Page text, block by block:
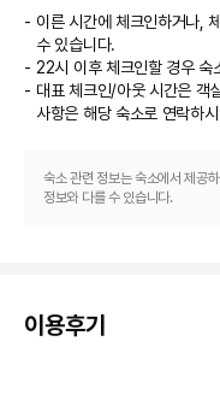
능합니다.
이른 시간에 체크인하거나,
수 있습니다.
22시 이후 체크인할 경우 숙
대표 체크인/아웃 시간은 객
사항은 해당 숙소로 연락하
숙소 관련 정보는 숙소에서 제공
정보와 다를 수 있습니다.
이용후기